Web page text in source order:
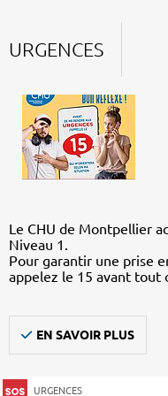
URGENCES
Le CHU de Montpellier
Niveau 1.
Pour garantir une prise
appelez le 15 avant tout
EN SAVOIR PLUS
URGENCES